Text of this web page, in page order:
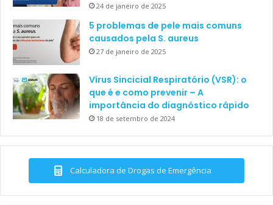
24 de janeiro de 2025
5 problemas de pele mais comuns
causados pela S. aureus
27 de janeiro de 2025
Vírus Sincicial Respiratório (VSR): o
que é e como prevenir – A
importância do diagnóstico rápido
18 de setembro de 2024
Calculadora de Drogas de Emergência